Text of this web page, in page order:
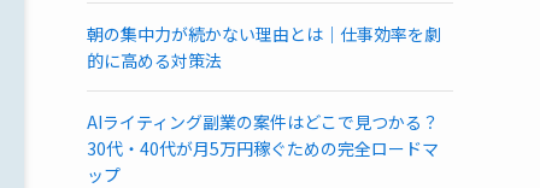
朝の集中力が続かない理由とは｜仕事効率を劇
的に高める対策法
AIライティング副業の案件はどこで見つかる？
30代・40代が月5万円稼ぐための完全ロードマ
ップ